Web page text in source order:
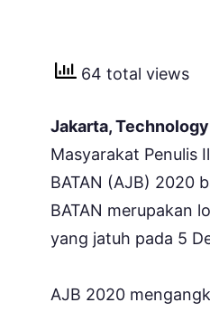
64 total views
Jakarta,
Masyarakat Penulis
BATAN (AJB) 2020
BATAN merupakan
yang jatuh pada 5
AJB 2020